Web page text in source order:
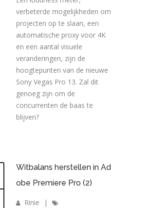
verbeterde mogelijkheden om
projecten op te slaan, een
automatische proxy voor 4K
en een aantal visuele
veranderingen, zijn de
hoogtepunten van de nieuwe
Sony Vegas Pro 13. Zal dit
genoeg zijn om de
concurrenten de baas te
blijven?
Witbalans herstellen in Ad
obe Premiere Pro (2)
Rinie
|